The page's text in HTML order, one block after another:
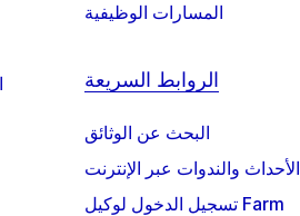
المسارات الوظيفية
الروابط السريعة
البحث عن الوثائق
الأحداث والندوات عبر الإنترنت
تسجيل الدخول لوكيل Farm